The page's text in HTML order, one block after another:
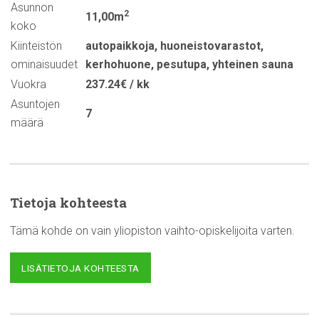
Asunnon
koko
11,00m2
Kiinteistön
ominaisuudet
autopaikkoja, huoneistovarastot,
kerhohuone, pesutupa, yhteinen sauna
Vuokra
237.24€ / kk
Asuntojen
määrä
7
Tietoja kohteesta
Tämä kohde on vain yliopiston vaihto-opiskelijoita varten.
LISÄTIETOJA KOHTEESTA